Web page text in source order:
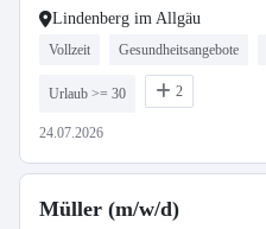
Lindenberg im Allgäu
Vollzeit Gesundheitsangebote
Urlaub >= 30 2
24.07.2026
Müller (m/w/d)